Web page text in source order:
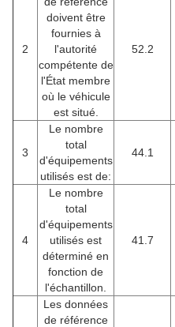
2
doivent être
fournies à
l'autorité
compétente de
l'État membre
où le véhicule
est situé.
52.2
3
Le nombre
total
d'équipements
utilisés est de:
44.1
4
Le nombre
total
d'équipements
utilisés est
déterminé en
fonction de
l'échantillon.
41.7
Les données
de référence